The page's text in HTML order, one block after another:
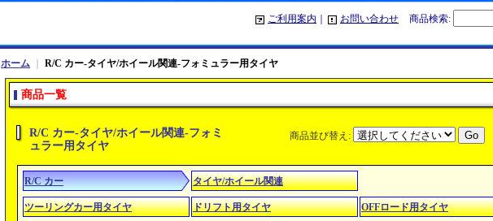
ご利用案内 お問い合わせ 商品検索:
ホーム R/C カー-タイヤ/ホイール関連-フォミュラー用タイヤ
商品一覧
R/C カー-タイヤ/ホイール関連-フォミ
ュラー用タイヤ
商品並び替え :
R/C カー タイヤ/ホイール関連
ツーリングカー用タイヤ ドリフト用タイヤ OFFロード用タイヤ